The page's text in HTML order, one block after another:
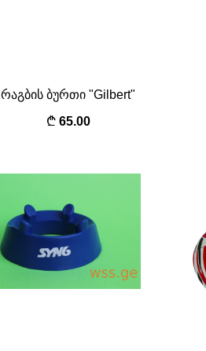
რაგბის ბურთი "Gilbert"
65.00